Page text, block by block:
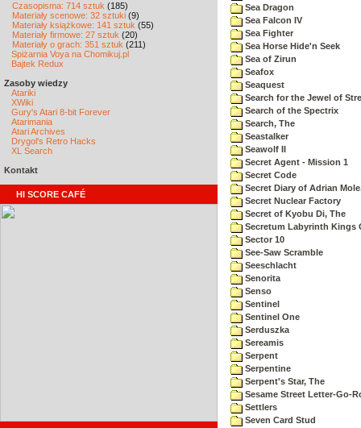
Czasopisma: 714 sztuk (185)
Materiały scenowe: 32 sztuki (9)
Materiały książkowe: 141 sztuk (55)
Materiały firmowe: 27 sztuk (20)
Materiały o grach: 351 sztuk (211)
Spiżarnia Voya na Chomikuj.pl
Bajtek Redux
Zasoby wiedzy
Atariki
XWiki
Gury's Atari 8-bit Forever
Atarimania
Atari Archives
Drygol's Retro Hacks
XL Search
Kontakt
HI SCORE CAFÉ
Sea Dragon
Sea Falcon IV
Sea Fighter
Sea Horse Hide'n Seek
Sea of Zirun
Seafox
Seaquest
Search for the Jewel of
Search of the Spectrix
Search, The
Seastalker
Seawolf II
Secret Agent - Mission 1
Secret Code
Secret Diary of Adrian
Secret Nuclear Factory
Secret of Kyobu Di, The
Secretum Labyrinth Kings
Sector 10
See-Saw Scramble
Seeschlacht
Senorita
Senso
Sentinel
Sentinel One
Serduszka
Sereamis
Serpent
Serpentine
Serpent's Star, The
Sesame Street Letter-Go-
Settlers
Seven Card Stud